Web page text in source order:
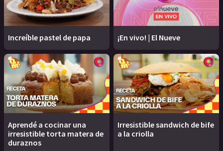
Increíble pastel de papa ¡En vivo! | El Nueve
Aprendé a cocinar una
irresistible torta matera de
duraznos
Irresistible sandwich de bife
a la criolla